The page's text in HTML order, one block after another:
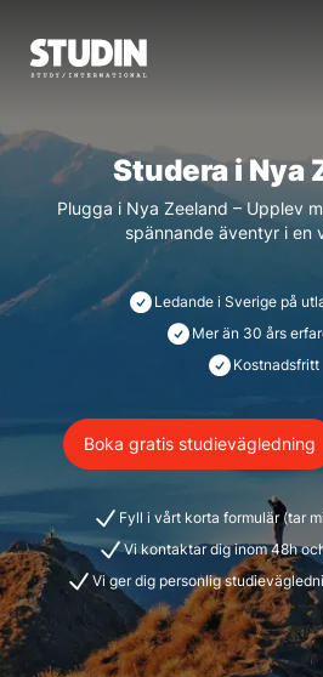
Studera i Nya
Plugga i Nya Zeeland – Upplev
spännande äventyr i en
Ledande i Sverige på
Mer än 30 års
Kostnadsfritt
Boka gratis studievägledning
Fyll i vårt korta formulär (tar
Vi kontaktar dig inom 48h
Vi ger dig personlig